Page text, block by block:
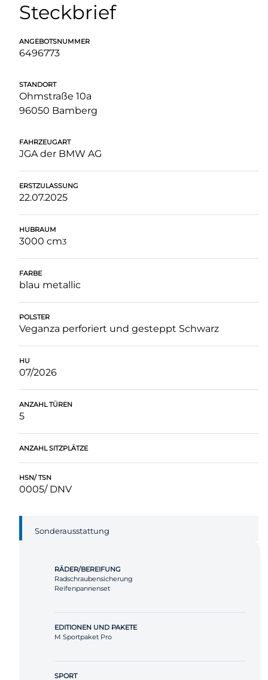
Steckbrief
ANGEBOTSNUMMER
6496773
STANDORT
Ohmstraße 10a
96050 Bamberg
FAHRZEUGART
JGA der BMW AG
ERSTZULASSUNG
22.07.2025
HUBRAUM
3000 cm3
FARBE
blau metallic
POLSTER
Veganza perforiert und gesteppt Schwarz
HU
07/2026
ANZAHL TÜREN
5
ANZAHL SITZPLÄTZE
HSN/ TSN
0005/ DNV
Sonderausstattung
RÄDER/BEREIFUNG
Radschraubensicherung
Reifenpannenset
EDITIONEN UND PAKETE
M Sportpaket Pro
SPORT